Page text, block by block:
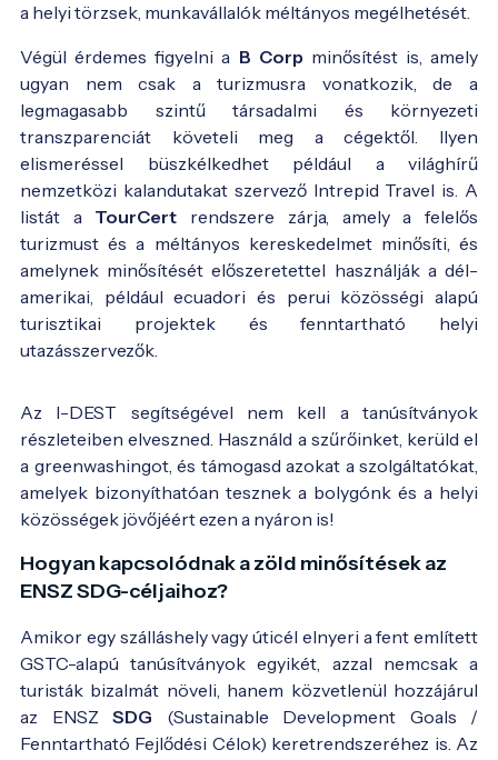
a helyi törzsek, munkavállalók méltányos megélhetését.
Végül érdemes figyelni a B Corp minősítést is, amely
ugyan nem csak a turizmusra vonatkozik, de a
legmagasabb szintű társadalmi és környezeti
transzparenciát követeli meg a cégektől. Ilyen
elismeréssel büszkélkedhet például a világhírű
nemzetközi kalandutakat szervező Intrepid Travel is. A
listát a TourCert rendszere zárja, amely a felelős
turizmust és a méltányos kereskedelmet minősíti, és
amelynek minősítését előszeretettel használják a dél-
amerikai, például ecuadori és perui közösségi alapú
turisztikai projektek és fenntartható helyi
utazásszervezők.
Az I-DEST segítségével nem kell a tanúsítványok
részleteiben elveszned. Használd a szűrőinket, kerüld el
a greenwashingot, és támogasd azokat a szolgáltatókat,
amelyek bizonyíthatóan tesznek a bolygónk és a helyi
közösségek jövőjéért ezen a nyáron is!
Hogyan kapcsolódnak a zöld minősítések az
ENSZ SDG-céljaihoz?
Amikor egy szálláshely vagy úticél elnyeri a fent említett
GSTC-alapú tanúsítványok egyikét, azzal nemcsak a
turisták bizalmát növeli, hanem közvetlenül hozzájárul
az ENSZ SDG (Sustainable Development Goals /
Fenntartható Fejlődési Célok) keretrendszeréhez is. Az